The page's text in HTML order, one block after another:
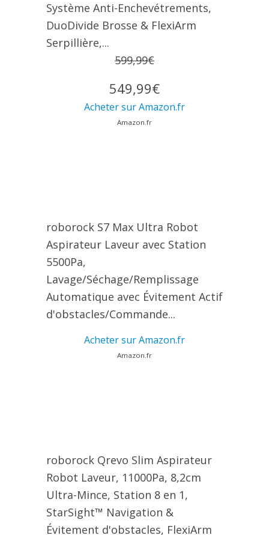
Système Anti-Enchevétrements,
DuoDivide Brosse & FlexiArm
Serpillière,...
599,99€
549,99€
Acheter sur Amazon.fr
Amazon.fr
roborock S7 Max Ultra Robot
Aspirateur Laveur avec Station
5500Pa,
Lavage/Séchage/Remplissage
Automatique avec Évitement Actif
d'obstacles/Commande...
Acheter sur Amazon.fr
Amazon.fr
roborock Qrevo Slim Aspirateur
Robot Laveur, 11000Pa, 8,2cm
Ultra-Mince, Station 8 en 1,
StarSight™ Navigation &
Évitement d'obstacles, FlexiArm